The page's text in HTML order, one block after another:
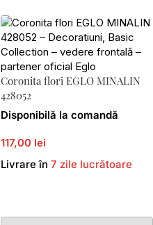
Coronita flori EGLO MINALIN
428052
Disponibilă la comandă
117,00 lei
Livrare în 7 zile lucrătoare